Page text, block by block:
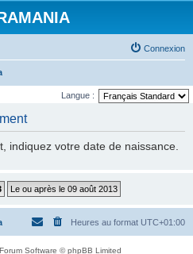
Connexion
Langue :
indiquez votre date de naissance.
Heures au format UTC+01:00
Software © phpBB Limited